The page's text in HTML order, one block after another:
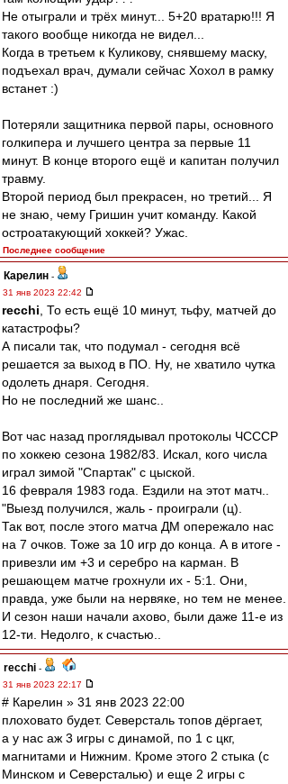
Не отыграли и трёх минут... 5+20 вратарю!!! Я
такого вообще никогда не видел...
Когда в третьем к Куликову, снявшему маску,
подъехал врач, думали сейчас Хохол в рамку
встанет :)
Потеряли защитника первой пары, основного
голкипера и лучшего центра за первые 11
минут. В конце второго ещё и капитан получил
травму.
Второй период был прекрасен, но третий... Я
не знаю, чему Гришин учит команду. Какой
остроатакующий хоккей? Ужас.
Последнее сообщение
Карелин -
31 янв 2023 22:42
recchi , То есть ещё 10 минут, тьфу, матчей до
катастрофы?
А писали так, что подумал - сегодня всё
решается за выход в ПО. Ну, не хватило чутка
одолеть днаря. Сегодня.
Но не последний же шанс..
Вот час назад проглядывал протоколы ЧСССР
по хоккею сезона 1982/83. Искал, кого числа
играл зимой "Спартак" с цыской.
16 февраля 1983 года. Ездили на этот матч..
"Выезд получился, жаль - проиграли (ц).
Так вот, после этого матча ДМ опережало нас
на 7 очков. Тоже за 10 игр до конца. А в итоге -
привезли им +3 и серебро на карман. В
решающем матче грохнули их - 5:1. Они,
правда, уже были на нервяке, но тем не менее.
И сезон наши начали ахово, были даже 11-е из
12-ти. Недолго, к счастью..
recchi -
31 янв 2023 22:17
# Карелин » 31 янв 2023 22:00
плоховато будет. Северсталь топов дёргает,
а у нас аж 3 игры с динамой, по 1 с цкг,
магнитами и Нижним. Кроме этого 2 стыка (с
Минском и Северсталью) и еще 2 игры с